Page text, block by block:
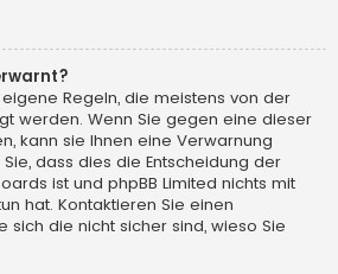
Regeln, die meistens von der
werden. Wenn Sie gegen eine dieser
kann sie Ihnen eine Verwarnung
dass dies die Entscheidung der
ist und phpBB Limited nichts mit
hat. Kontaktieren Sie einen
sich die nicht sicher sind, wieso Sie